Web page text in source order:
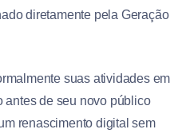
diretamente pela Geração
suas atividades em
antes de seu novo público
renascimento digital sem